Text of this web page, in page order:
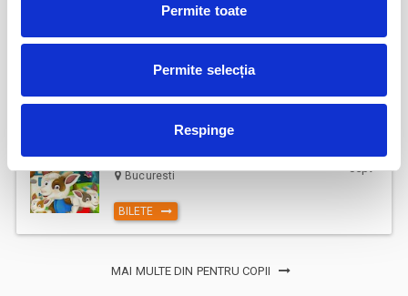
Permite toate
Permite selecția
Respinge
Bucuresti
aug
Bucuresti
BILETE
sept
MAI MULTE DIN PENTRU COPII